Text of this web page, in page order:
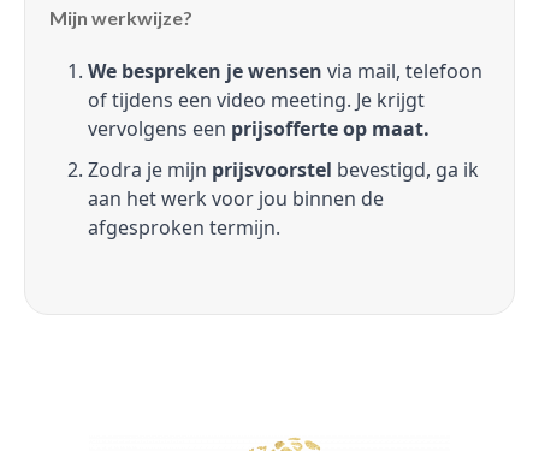
Mijn werkwijze?
We bespreken je wensen via mail, telefoon
of tijdens een video meeting. Je krijgt
vervolgens een prijsofferte op maat.
Zodra je mijn prijsvoorstel bevestigd, ga ik
aan het werk voor jou binnen de
afgesproken termijn.